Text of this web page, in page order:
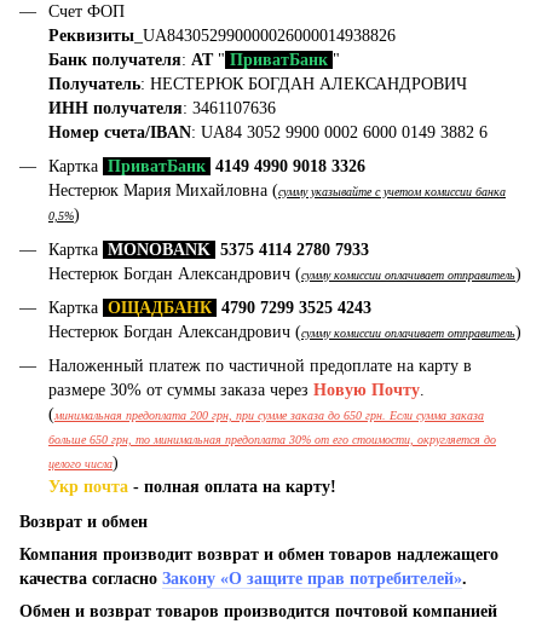
Счет ФОП
Реквизиты _UA843052990000026000014938826
Банк получателя: АТ" ПриватБанк "
Получатель: НЕСТЕРЮК БОГДАН АЛЕКСАНДРОВИЧ
ИНН получателя: 3461107636
Номер счета/IBAN: UA84 3052 9900 0002 6000 0149 3882 6
Картка ПриватБанк 4149 4990 9018 3326
Нестерюк Мария Михайловна (сумму указывайте с учетом комиссии банка
0,5%)
Картка MONOBANK 5375 4114 2780 7933
Нестерюк Богдан Александрович (сумму комиссии оплачивает отправитель)
Картка ОЩАДБАНК 4790 7299 3525 4243
Нестерюк Богдан Александрович (сумму комиссии оплачивает отправитель)
Наложенный платеж по частичной предоплате на карту в
размере 30% от суммы заказа через Новую Почту.
(минимальная предоплата 200 грн, при сумме заказа до 650 грн. Если сумма заказа
больше 650 грн, то минимальная предоплата 30% от его стоимости, округляется до
целого числа)
Укр почта - полная оплата на карту!
Возврат и обмен
Компания производит возврат и обмен товаров надлежащего
качества согласно Закону «О защите прав потребителей».
Обмен и возврат товаров производится почтовой компанией